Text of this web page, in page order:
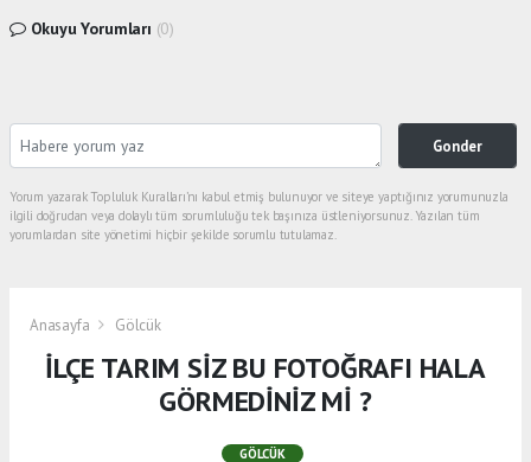
Okuyu Yorumları (0)
Gonder
Yorum yazarak Topluluk Kuralları’nı kabul etmiş bulunuyor ve siteye yaptığınız yorumunuzla
ilgili doğrudan veya dolaylı tüm sorumluluğu tek başınıza üstleniyorsunuz. Yazılan tüm
yorumlardan site yönetimi hiçbir şekilde sorumlu tutulamaz.
Anasayfa Gölcük
İLÇE TARIM SİZ BU FOTOĞRAFI HALA
GÖRMEDİNİZ Mİ ?
GÖLCÜK